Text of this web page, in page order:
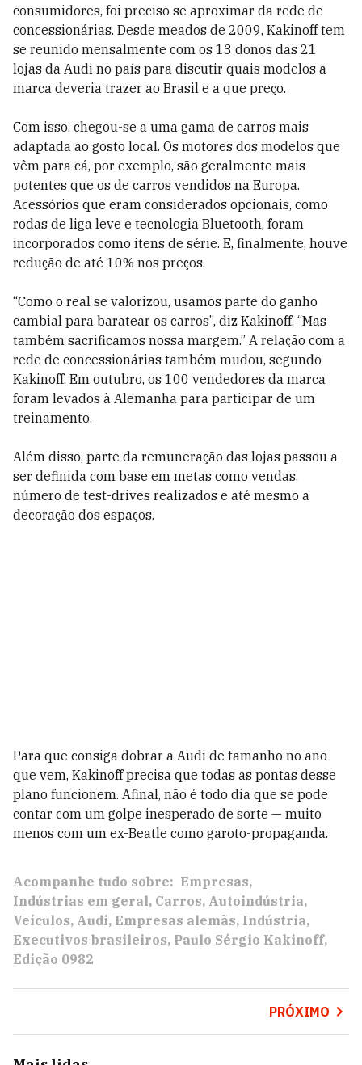
consumidores, foi preciso se aproximar da rede de
concessionárias. Desde meados de 2009, Kakinoff tem
se reunido mensalmente com os 13 donos das 21
lojas da Audi no país para discutir quais modelos a
marca deveria trazer ao Brasil e a que preço.
Com isso, chegou-se a uma gama de carros mais
adaptada ao gosto local. Os motores dos modelos que
vêm para cá, por exemplo, são geralmente mais
potentes que os de carros vendidos na Europa.
Acessórios que eram considerados opcionais, como
rodas de liga leve e tecnologia Bluetooth, foram
incorporados como itens de série. E, finalmente, houve
redução de até 10% nos preços.
“Como o real se valorizou, usamos parte do ganho
cambial para baratear os carros”, diz Kakinoff. “Mas
também sacrificamos nossa margem.” A relação com a
rede de concessionárias também mudou, segundo
Kakinoff. Em outubro, os 100 vendedores da marca
foram levados à Alemanha para participar de um
treinamento.
Além disso, parte da remuneração das lojas passou a
ser definida com base em metas como vendas,
número de test-drives realizados e até mesmo a
decoração dos espaços.
Para que consiga dobrar a Audi de tamanho no ano
que vem, Kakinoff precisa que todas as pontas desse
plano funcionem. Afinal, não é todo dia que se pode
contar com um golpe inesperado de sorte — muito
menos com um ex-Beatle como garoto-propaganda.
Acompanhe tudo sobre: Empresas
Indústrias em geral Carros Autoindústria
Veículos Audi Empresas alemãs Indústria
Executivos brasileiros Paulo Sérgio Kakinoff
Edição 0982
PRÓXIMO